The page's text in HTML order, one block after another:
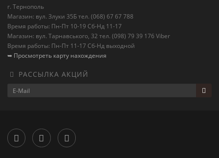
г. Тернополь
Магазин: вул. Злуки 35Б тел. (068) 67 67 788
Время работы: Пн-Пт 10-19 Сб-Нд 11-17
Магазин: вул. Тарнавського, 32 тел. (098) 79 39 176 Viber
Время работы: Пн-Пт 11-17 Сб-Нд выходной
➥ Просмотреть карту нахождения
РАССЫЛКА АКЦИЙ